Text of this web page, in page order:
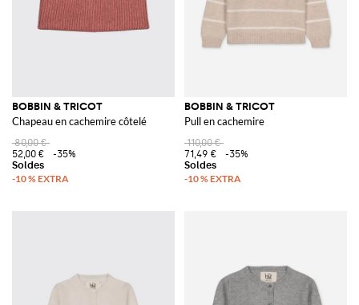
BOBBIN & TRICOT
Chapeau en cachemire côtelé
80,00 €
52,00 €
-35%
BOBBIN & TRICOT
Pull en cachemire
110,00 €
71,49 €
-35%